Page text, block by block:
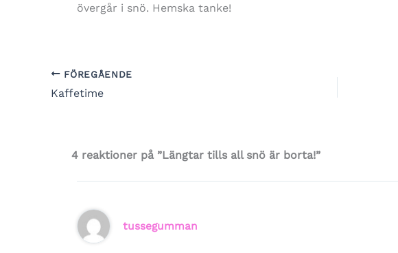
övergår i snö. Hemska tanke!
FÖREGÅENDE
Kaffetime
4 reaktioner på ”Längtar tills all snö är borta!”
tussegumman